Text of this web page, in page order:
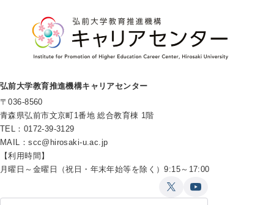
弘前大学教育推進機構キャリアセンター
〒036-8560
青森県弘前市文京町1番地 総合教育棟 1階
TEL：0172-39-3129
MAIL：scc@hirosaki-u.ac.jp
【利用時間】
月曜日～金曜日（祝日・年末年始等を除く）9:15～17:00